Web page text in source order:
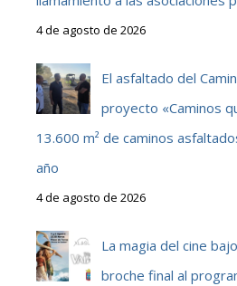
4 de agosto de 2026
El asfaltado del
proyecto «Caminos
13.600 m² de caminos
año
4 de agosto de 2026
La magia del cine
broche final al